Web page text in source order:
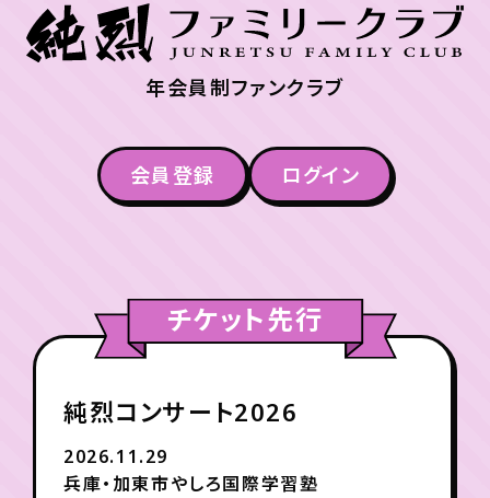
年会員制ファンクラブ
会員登録 ログイン
チケット先行
純烈コンサート2026
2026.11.29
兵庫・加東市やしろ国際学習塾